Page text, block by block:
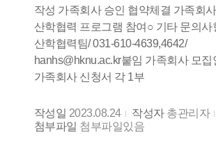
작성 가족회사 승인 협약체결 가족회
산학협력 프로그램 참여○ 기타 문의사
산학협력팀/ 031-610-4639,4642/
hanhs@hknu.ac.kr붙임 가족회사 모집
가족회사 신청서 각 1부
작성일 2023.08.24 작성자 총관리자
첨부파일 첨부파일있음